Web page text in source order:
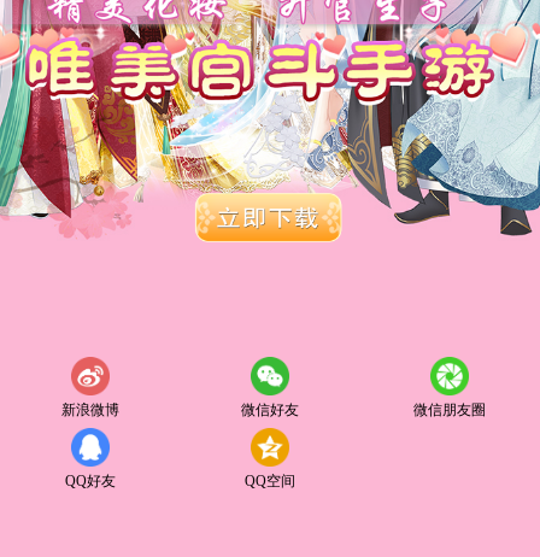
新浪微博 微信好友 微信朋友圈
QQ好友 QQ空间